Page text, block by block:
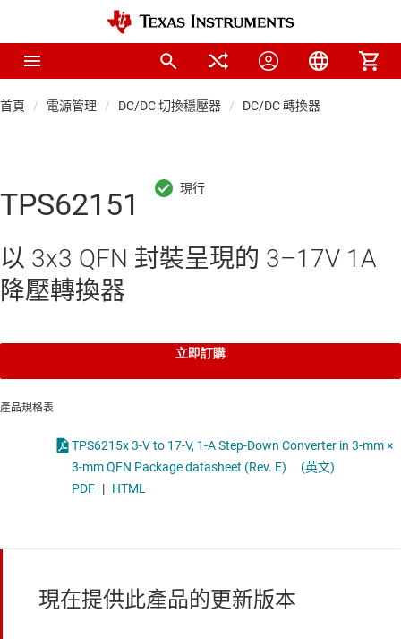
首頁 電源管理 DC/DC 切換穩壓器 DC/DC 轉換器
TPS62151
以 3x3 QFN 封裝呈現的 3–17V 1A
降壓轉換器
立即訂購
產品規格表
TPS6215x 3-V to 17-V, 1-A Step-Down Converter in 3-mm ×
3-mm QFN Package datasheet (Rev. E)
(英文)
PDF | HTML
現在提供此產品的更新版本